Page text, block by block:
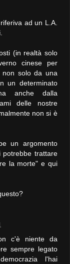
ad un L.A.
(in realtà solo
cinese per
non solo da una
un determinato
anche dalla
delle nostre
non si è
un argomento
trattare
la morte" e qui
c'è niente da
sempre legato
l'hai